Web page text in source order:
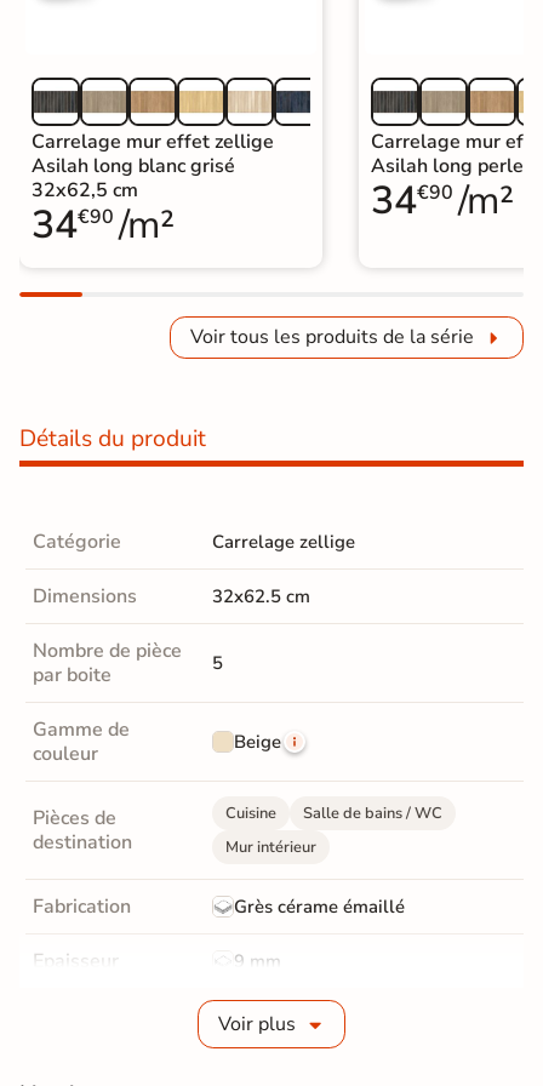
Carrelage mur effet zellige
Asilah long blanc grisé
32x62,5 cm
34€90 /m²
Carrelage mur
Asilah long perle
34€90 /m²
Voir tous les produits de la série
Détails du produit
Catégorie Carrelage zellige
Dimensions 32x62.5 cm
Nombre de pièce
par boite
5
Gamme de
couleur
Beige
Pièces de
destination
Cuisine
Salle de bains / WC
Mur intérieur
Fabrication Grès cérame émaillé
Epaisseur 9 mm
Non-rectifié
Voir plus